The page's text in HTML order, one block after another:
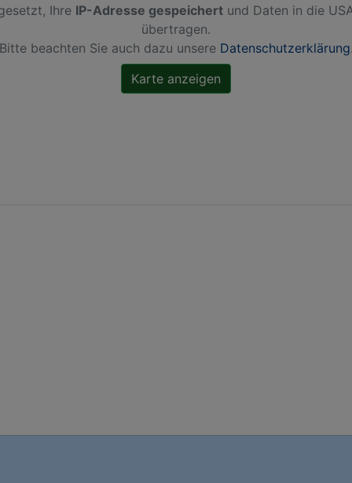
Ihre IP-Adresse gespeichert und Daten in die
übertragen.
beachten Sie auch dazu unsere Datenschutzerklärung.